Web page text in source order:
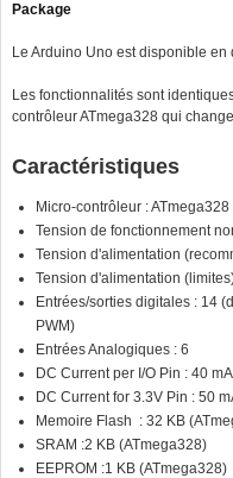
Package
Le Arduino Uno est disponible en
Les fonctionnalités sont
contrôleur ATmega328 qui
Caractéristiques
Micro-contrôleur : ATmega328
Tension de fonctionnement
Tension d'alimentation
Tension d'alimentation
Entrées/sorties digitales : 14
PWM)
Entrées Analogiques : 6
DC Current per I/O Pin : 40 mA
DC Current for 3.3V Pin : 50
Memoire Flash : 32 KB
SRAM :2 KB (ATmega328)
EEPROM :1 KB (ATmega328)